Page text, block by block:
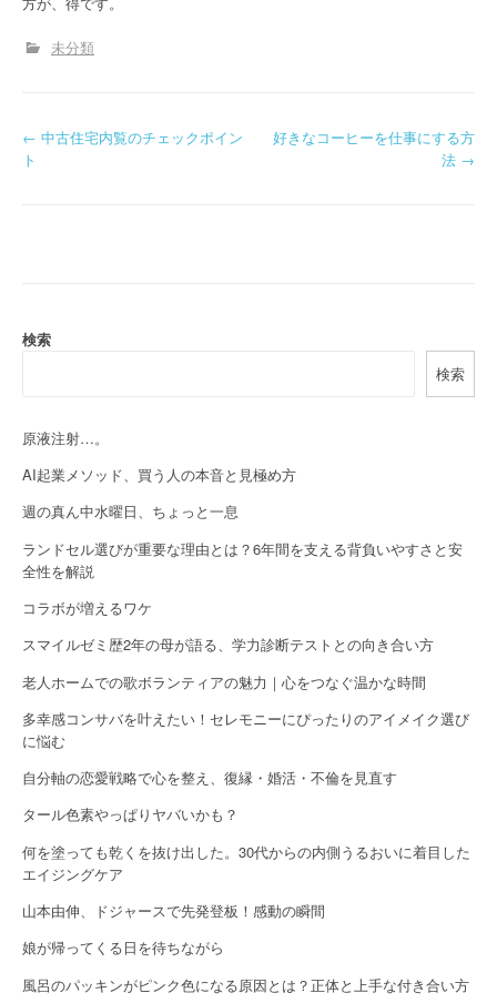
未分類
P
a
i
g
a
t
i
o
n
← 中古住宅内覧のチェックポイン
ト
好きなコーヒーを仕事にする方
法 →
検索
検索
原液注射…。
AI起業メソッド、買う人の本音と見極め方
週の真ん中水曜日、ちょっと一息
ランドセル選びが重要な理由とは？6年間を支える背負いやすさと安
全性を解説
コラボが増えるワケ
スマイルゼミ歴2年の母が語る、学力診断テストとの向き合い方
老人ホームでの歌ボランティアの魅力｜心をつなぐ温かな時間
多幸感コンサバを叶えたい！セレモニーにぴったりのアイメイク選び
に悩む
自分軸の恋愛戦略で心を整え、復縁・婚活・不倫を見直す
タール色素やっぱりヤバいかも？
何を塗っても乾くを抜け出した。30代からの内側うるおいに着目した
エイジングケア
山本由伸、ドジャースで先発登板！感動の瞬間
娘が帰ってくる日を待ちながら
風呂のパッキンがピンク色になる原因とは？正体と上手な付き合い方